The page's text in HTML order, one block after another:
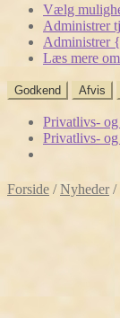
Vælg
Administrer
Administrer
Læs mere
Godkend Afvis
Privatlivs-
Privatlivs-
Forside /Nyheder/